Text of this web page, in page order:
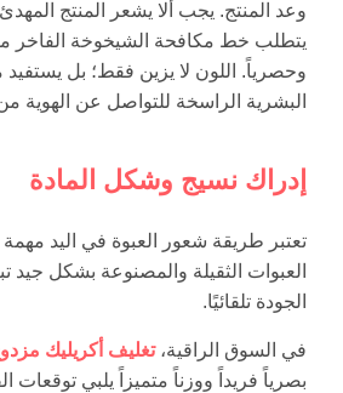
وعد المنتج. يجب ألا يشعر المنتج المهدئ
يتطلب خط مكافحة الشيخوخة الفاخر
وحصرياً. اللون لا يزين فقط؛ بل يستفيد
البشرية الراسخة للتواصل عن الهوية
إدراك نسيج وشكل المادة
تعتبر طريقة شعور العبوة في اليد
العبوات الثقيلة والمصنوعة بشكل جيد
الجودة تلقائيًا.
في السوق الراقية،تغليف أكريليك
بصرياً فريداً ووزناً متميزاً يلبي توقعات